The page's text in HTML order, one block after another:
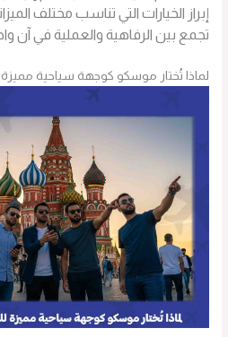
إبراز الخيارات التي تناسب مختلف
تجمع بين الرفاهية والعملية في آن
لماذا تُختار موسكو كوجهة سياحية